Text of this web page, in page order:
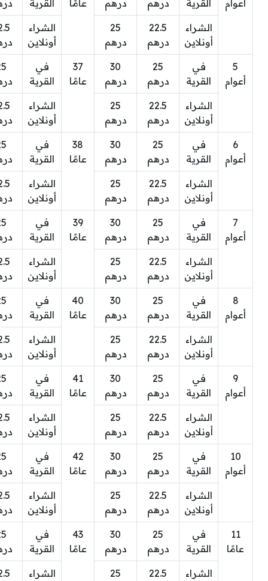
أعوام القرية درهم درهم عامًا القرية
الشراء
أونلاين
22.5
درهم
25
درهم
الشراء
أونلاين
5
أعوام
في
القرية
25
درهم
30
درهم
37
عامًا
في
القرية
الشراء
أونلاين
22.5
درهم
25
درهم
الشراء
أونلاين
6
أعوام
في
القرية
25
درهم
30
درهم
38
عامًا
في
القرية
الشراء
أونلاين
22.5
درهم
25
درهم
الشراء
أونلاين
7
أعوام
في
القرية
25
درهم
30
درهم
39
عامًا
في
القرية
الشراء
أونلاين
22.5
درهم
25
درهم
الشراء
أونلاين
8
أعوام
في
القرية
25
درهم
30
درهم
40
عامًا
في
القرية
الشراء
أونلاين
22.5
درهم
25
درهم
الشراء
أونلاين
9
أعوام
في
القرية
25
درهم
30
درهم
41
عامًا
في
القرية
الشراء
أونلاين
22.5
درهم
25
درهم
الشراء
أونلاين
10
أعوام
في
القرية
25
درهم
30
درهم
42
عامًا
في
القرية
الشراء
أونلاين
22.5
درهم
25
درهم
الشراء
أونلاين
11
عامًا
في
القرية
25
درهم
30
درهم
43
عامًا
في
القرية
الشراء
22.5
25
الشراء